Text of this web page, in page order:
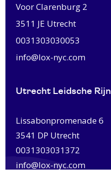
Voor Clarenburg 2
3511 JE Utrecht
0031303030053
info@lox-nyc.com
Utrecht Leidsche Rijn
Lissabonpromenade 6
3541 DP Utrecht
0031303031372
info@lox-nyc.com